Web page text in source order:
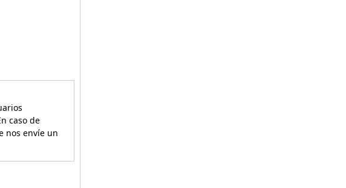
caso de
nos envíe un